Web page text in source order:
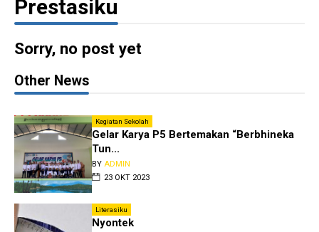
Prestasiku
Sorry, no post yet
Other News
Kegiatan Sekolah
Gelar Karya P5 Bertemakan “Berbhineka
Tun...
BY ADMIN
23 OKT 2023
Literasiku
Nyontek